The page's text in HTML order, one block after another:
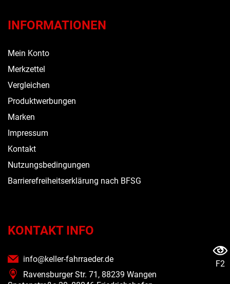
INFORMATIONEN
Mein Konto
Merkzettel
Vergleichen
Produktwerbungen
Marken
Impressum
Kontakt
Nutzungsbedingungen
Barrierefreiheitserklärung nach BFSG
KONTAKT INFO
info@keller-fahrraeder.de
Ravensburger Str. 71, 88239 Wangen
F2